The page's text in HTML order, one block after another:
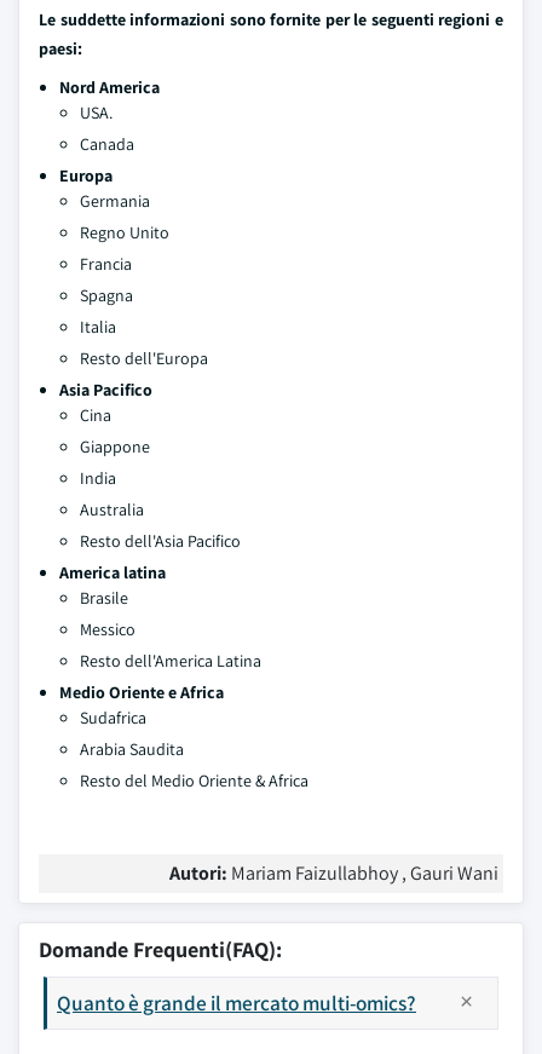
Le suddette informazioni sono fornite per le seguenti regioni e
paesi:
Nord America
USA.
Canada
Europa
Germania
Regno Unito
Francia
Spagna
Italia
Resto dell'Europa
Asia Pacifico
Cina
Giappone
India
Australia
Resto dell'Asia Pacifico
America latina
Brasile
Messico
Resto dell'America Latina
Medio Oriente e Africa
Sudafrica
Arabia Saudita
Resto del Medio Oriente & Africa
Autori: Mariam Faizullabhoy , Gauri Wani
Domande Frequenti(FAQ):
Quanto è grande il mercato multi-omics?